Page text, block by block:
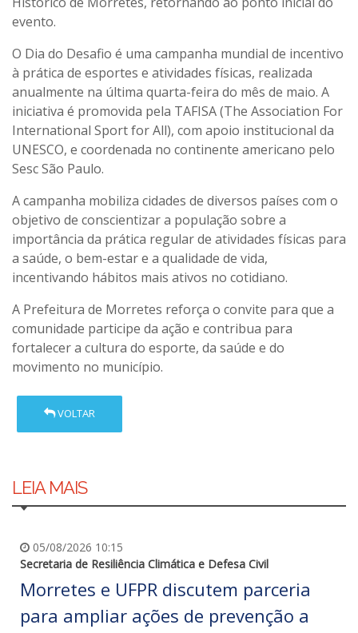
evento.
O Dia do Desafio é uma campanha mundial de incentivo
à prática de esportes e atividades físicas, realizada
anualmente na última quarta-feira do mês de maio. A
iniciativa é promovida pela TAFISA (The Association For
International Sport for All), com apoio institucional da
UNESCO, e coordenada no continente americano pelo
Sesc São Paulo.
A campanha mobiliza cidades de diversos países com o
objetivo de conscientizar a população sobre a
importância da prática regular de atividades físicas para
a saúde, o bem-estar e a qualidade de vida,
incentivando hábitos mais ativos no cotidiano.
A Prefeitura de Morretes reforça o convite para que a
comunidade participe da ação e contribua para
fortalecer a cultura do esporte, da saúde e do
movimento no município.
VOLTAR
LEIA MAIS
05/08/2026 10:15
Secretaria de Resiliência Climática e Defesa Civil
Morretes e UFPR discutem parceria
para ampliar ações de prevenção a